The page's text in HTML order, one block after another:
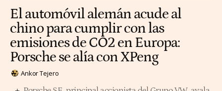
El automóvil alemán acude al
chino para cumplir con las
emisiones de CO2 en Europa:
Porsche se alía con XPeng
Ankor Tejero